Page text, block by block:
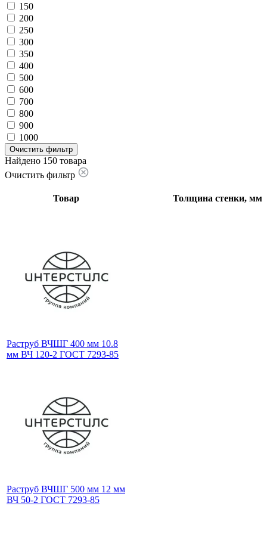
150
200
250
300
350
400
500
600
700
800
900
1000
Очистить фильтр
Найдено 150 товара
Очистить фильтр
Товар Толщина стенки, мм
Раструб ВЧШГ 400 мм 10.8
мм ВЧ 120-2 ГОСТ 7293-85
Раструб ВЧШГ 500 мм 12 мм
ВЧ 50-2 ГОСТ 7293-85